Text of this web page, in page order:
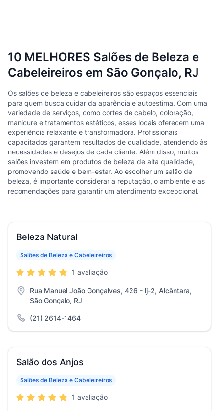
10 MELHORES Salões de Beleza e
Cabeleireiros em São Gonçalo, RJ
Os salões de beleza e cabeleireiros são espaços essenciais
para quem busca cuidar da aparência e autoestima. Com uma
variedade de serviços, como cortes de cabelo, coloração,
manicure e tratamentos estéticos, esses locais oferecem uma
experiência relaxante e transformadora. Profissionais
capacitados garantem resultados de qualidade, atendendo às
necessidades e desejos de cada cliente. Além disso, muitos
salões investem em produtos de beleza de alta qualidade,
promovendo saúde e bem-estar. Ao escolher um salão de
beleza, é importante considerar a reputação, o ambiente e as
recomendações para garantir um atendimento excepcional.
Beleza Natural
Salões de Beleza e Cabeleireiros
1 avaliação
Rua Manuel João Gonçalves, 426 - lj-2, Alcântara,
São Gonçalo, RJ
(21) 2614-1464
Salão dos Anjos
Salões de Beleza e Cabeleireiros
1 avaliação